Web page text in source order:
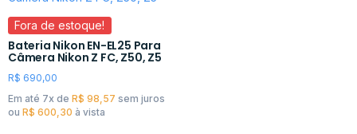
Fora de estoque!
Bateria Nikon EN-EL25 Para
Câmera Nikon Z FC, Z50, Z5
R$ 690,00
Em até 7x de R$ 98,57 sem juros
ou R$ 600,30 à vista